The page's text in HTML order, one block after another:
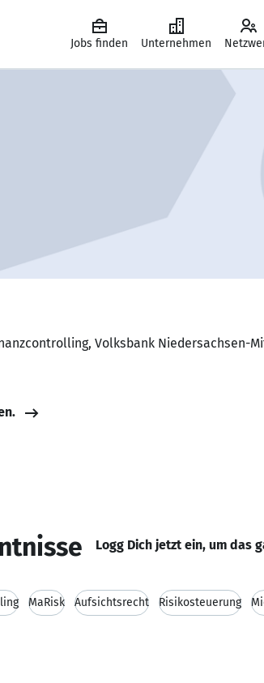
Jobs finden Unternehmen
Volksbank Niedersachsen-
Logg Dich jetzt ein, um das
MaRisk Aufsichtsrecht Risikosteuerung